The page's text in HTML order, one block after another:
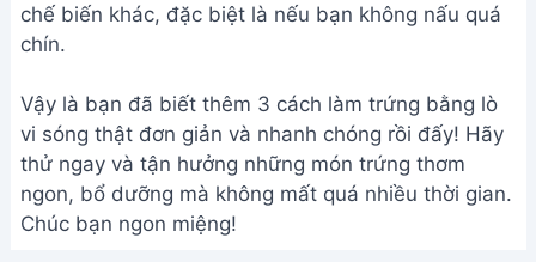
Vậy là bạn đã biết thêm 3 cách làm trứng bằng lò
vi sóng thật đơn giản và nhanh chóng rồi đấy! Hãy
ngon, bổ dưỡng mà không mất quá nhiều thời gian.
Chúc bạn ngon miệng!
Bài viết liên quan